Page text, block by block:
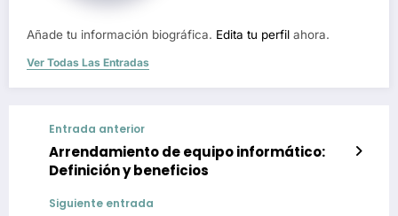
Añade tu información biográfica. Edita tu perfil ahora.
Ver Todas Las Entradas
Entrada anterior
Arrendamiento de equipo informático:
Definición y beneficios
Siguiente entrada